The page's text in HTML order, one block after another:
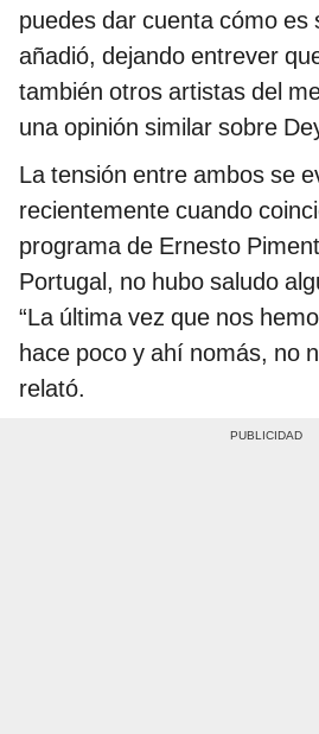
puedes dar cuenta cómo es
añadió, dejando entrever
también otros artistas del
una opinión similar sobre
La tensión entre ambos se
recientemente cuando
programa de Ernesto
Portugal, no hubo saludo
“La última vez que nos
hace poco y ahí nomás, no
relató.